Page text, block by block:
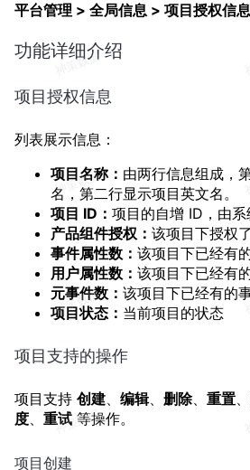
平台管理 > 全局信息 > 项目授权信息
功能详细介绍
项目授权信息
列表展示信息：
项目名称： 由两行信息组成，
名，第二行显示项目英文名。
项目 ID： 项目的自增 ID，由
产品组件授权： 该项目下授权
事件属性数： 该项目下已经有
用户属性数： 该项目下已经有
元事件数： 该项目下已经有的
项目状态： 当前项目的状态
项目支持的操作
项目支持 创建、 编辑、 删除、 重置、
度、 重试 等操作。
项目创建